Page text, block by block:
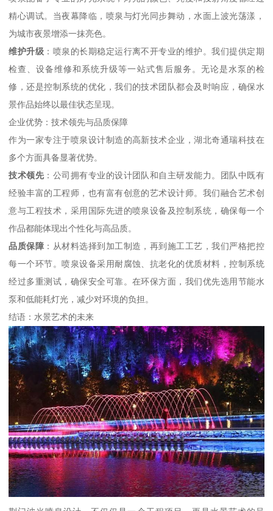
精心调试。当夜幕降临，喷泉与灯光同步舞动，水面上波光荡漾，
为城市夜景增添一抹亮色。
维护升级 ：喷泉的长期稳定运行离不开专业的维护。我们提供定期
检查、设备维修和系统升级等一站式售后服务。无论是水泵的检
修，还是控制系统的优化，我们的技术团队都会及时响应，确保水
景作品始终以最佳状态呈现。
企业优势：技术领先与品质保障
作为一家专注于喷泉设计制造的高新技术企业，湖北奇通瑞科技在
多个方面具备显著优势。
技术领先 ：公司拥有专业的设计团队和自主研发能力。团队中既有
经验丰富的工程师，也有富有创意的艺术设计师。我们融合艺术创
意与工程技术，采用国际先进的喷泉设备及控制系统，确保每一个
作品都能体现出个性化与高品质。
品质保障 ：从材料选择到加工制造，再到施工工艺，我们严格把控
每一个环节。喷泉设备采用耐腐蚀、抗老化的优质材料，控制系统
经过多重测试，确保安全可靠。在环保方面，我们优先选用节能水
泵和低能耗灯光，减少对环境的负担。
结语：水景艺术的未来